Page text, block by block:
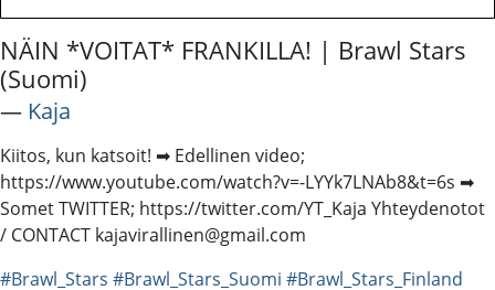
NÄIN *VOITAT* FRANKILLA! | Brawl Stars
(Suomi)
― Kaja
Kiitos, kun katsoit! ➡ Edellinen video;
https://www.youtube.com/watch?v=-LYYk7LNAb8&t=6s ➡
Somet TWITTER; https://twitter.com/YT_Kaja Yhteydenotot
/ CONTACT kajavirallinen@gmail.com
#Brawl_Stars #Brawl_Stars_Suomi #Brawl_Stars_Finland